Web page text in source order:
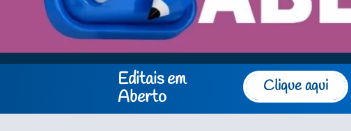
Editais em
Aberto
Clique aqui